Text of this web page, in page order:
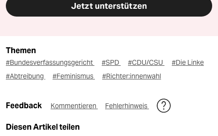
Jetzt unterstützen
Themen
#Bundesverfassungsgericht #SPD #CDU/CSU
#Die Linke
#Abtreibung
#Feminismus #Richter:innenwahl
Feedback Kommentieren Fehlerhinweis
Diesen Artikel teilen